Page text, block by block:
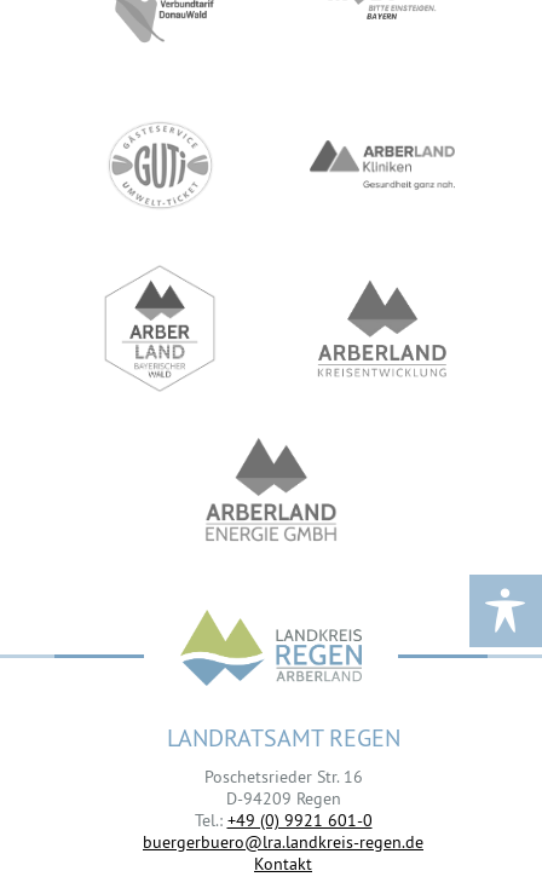
LANDRATSAMT REGEN
Poschetsrieder Str. 16
D-94209 Regen
Tel.: +49 (0) 9921 601-0
buergerbuero@lra.landkreis-regen.de
Kontakt